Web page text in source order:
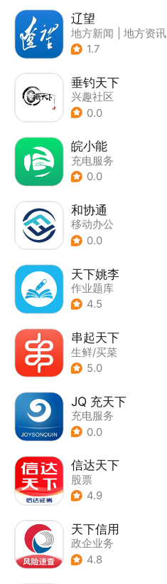
辽望
地方新闻
地方资讯
1.7
垂钓天下
兴趣社区
0.0
皖小能
充电服务
0.0
和协通
移动办公
0.0
天下姚李
作业题库
4.5
串起天下
生鲜/买菜
5.0
JQ 充天下
充电服务
0.0
信达天下
股票
4.9
天下信用
政企业务
4.8